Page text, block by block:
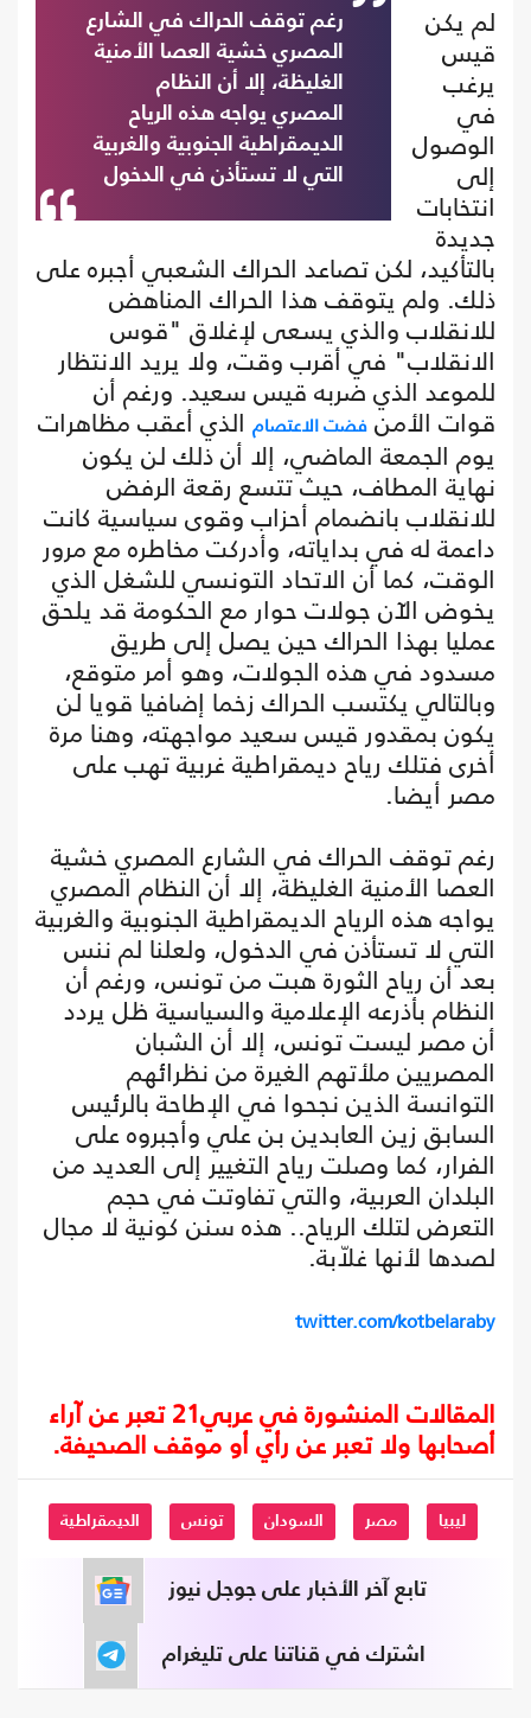
رغم توقف الحراك في الشارع
المصري خشية العصا الأمنية
الغليظة، إلا أن النظام
المصري يواجه هذه الرياح
الديمقراطية الجنوبية والغربية
التي لا تستأذن في الدخول
لم يكن
قيس
يرغب
في
الوصول
إلى
انتخابات
جديدة
بالتأكيد، لكن تصاعد الحراك الشعبي أجبره على
ذلك. ولم يتوقف هذا الحراك المناهض
للانقلاب والذي يسعى لإغلاق "قوس
الانقلاب" في أقرب وقت، ولا يريد الانتظار
للموعد الذي ضربه قيس سعيد. ورغم أن
قوات الأمن فضت الاعتصام الذي أعقب مظاهرات
يوم الجمعة الماضي، إلا أن ذلك لن يكون
نهاية المطاف، حيث تتسع رقعة الرفض
للانقلاب بانضمام أحزاب وقوى سياسية كانت
داعمة له في بداياته، وأدركت مخاطره مع مرور
الوقت، كما أن الاتحاد التونسي للشغل الذي
يخوض الآن جولات حوار مع الحكومة قد يلحق
عمليا بهذا الحراك حين يصل إلى طريق
مسدود في هذه الجولات، وهو أمر متوقع،
وبالتالي يكتسب الحراك زخما إضافيا قويا لن
يكون بمقدور قيس سعيد مواجهته، وهنا مرة
أخرى فتلك رياح ديمقراطية غربية تهب على
مصر أيضا.
رغم توقف الحراك في الشارع المصري خشية
العصا الأمنية الغليظة، إلا أن النظام المصري
يواجه هذه الرياح الديمقراطية الجنوبية والغربية
التي لا تستأذن في الدخول، ولعلنا لم ننس
بعد أن رياح الثورة هبت من تونس، ورغم أن
النظام بأذرعه الإعلامية والسياسية ظل يردد
أن مصر ليست تونس، إلا أن الشبان
المصريين ملأتهم الغيرة من نظرائهم
التوانسة الذين نجحوا في الإطاحة بالرئيس
السابق زين العابدين بن علي وأجبروه على
الفرار، كما وصلت رياح التغيير إلى العديد من
البلدان العربية، والتي تفاوتت في حجم
التعرض لتلك الرياح.. هذه سنن كونية لا مجال
لصدها لأنها غلاّبة.
twitter.com/kotbelaraby
المقالات المنشورة في عربي21 تعبر عن آراء
أصحابها ولا تعبر عن رأي أو موقف الصحيفة.
ليبيا مصر السودان تونس الديمقراطية
تابع آخر الأخبار على جوجل نيوز
اشترك في قناتنا على تليغرام